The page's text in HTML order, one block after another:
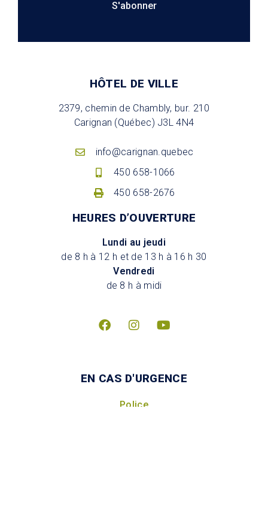
S'abonner
HÔTEL DE VILLE
2379, chemin de Chambly, bur. 210
Carignan (Québec) J3L 4N4
info@carignan.quebec
450 658-1066
450 658-2676
HEURES D’OUVERTURE
Lundi au jeudi
de 8 h à 12 h et de 13 h à 16 h 30
Vendredi
de 8 h à midi
EN CAS D'URGENCE
Police